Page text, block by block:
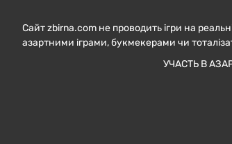
Сайт zbirna.com не проводить ігри на
азартними іграми, букмекерами чи
УЧАСТЬ В